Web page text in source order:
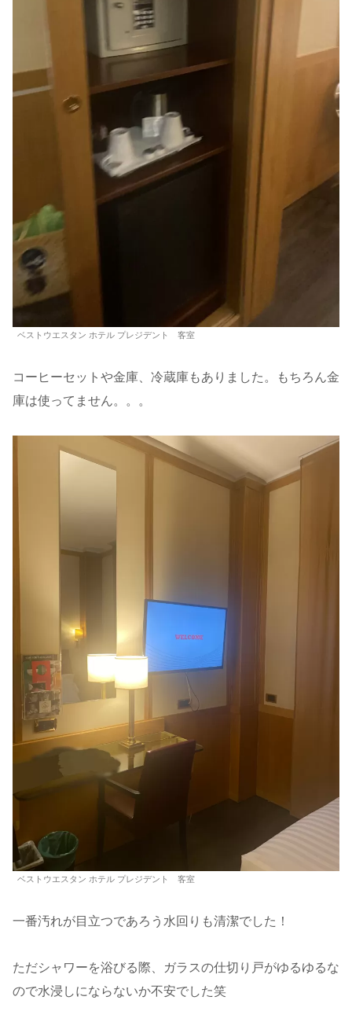
ベストウエスタン ホテル プレジデント 客室
コーヒーセットや金庫、冷蔵庫もありました。もちろん金
庫は使ってません。。。
ベストウエスタン ホテル プレジデント 客室
一番汚れが目立つであろう水回りも清潔でした！
ただシャワーを浴びる際、ガラスの仕切り戸がゆるゆるな
ので水浸しにならないか不安でした笑